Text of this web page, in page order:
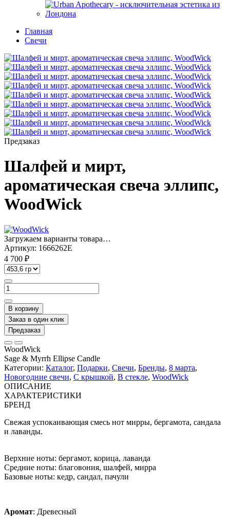
Главная
Свечи
Предзаказ
Шалфей и мирт,
ароматическая свеча эллипс,
WoodWick
Загружаем варианты товара…
Артикул: 1666262E
4 700 ₽
В корзину
Заказ в один клик
Предзаказ
WoodWick
Sage & Myrrh Ellipse Candle
Категории: Каталог, Подарки, Свечи, Бренды, 8 марта,
Новогодние свечи, С крышкой, В стекле, WoodWick
ОПИСАНИЕ
ХАРАКТЕРИСТИКИ
БРЕНД
Свежая успокаивающая смесь нот мирры, бергамота, сандала
и лаванды.
Верхние ноты: бергамот, корица, лаванда
Средние ноты: благовония, шалфей, мирра
Базовые ноты: кедр, сандал, пачули
Аромат: Древесный